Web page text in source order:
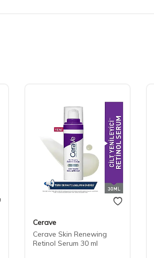
Cerave
Cerave Skin Renewing
Retinol Serum 30 ml